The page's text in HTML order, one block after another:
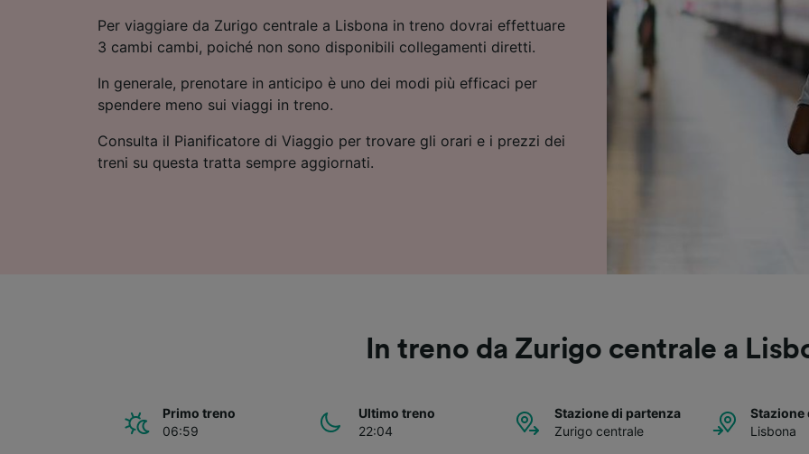
Per viaggiare da Zurigo centrale a Lisbona in treno dovrai effettuare
3 cambi cambi, poiché non sono disponibili collegamenti diretti.
In generale, prenotare in anticipo è uno dei modi più efficaci per
spendere meno sui viaggi in treno.
Consulta il Pianificatore di Viaggio per trovare gli orari e i prezzi dei
treni su questa tratta sempre aggiornati.
In treno da Zurigo centrale a
Primo treno
06:59
Ultimo treno
22:04
Stazione di partenza
Zurigo centrale
Stazione
Lisbona